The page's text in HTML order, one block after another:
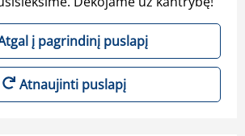
į pagrindinį puslapį
Atnaujinti puslapį